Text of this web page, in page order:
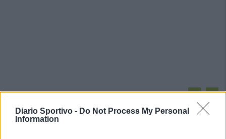
Diario Sportivo - Do Not Process My Personal
Information
PIÙ LETTI OGGI